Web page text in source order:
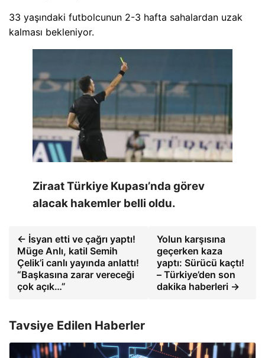
33 yaşındaki futbolcunun 2-3 hafta sahalardan uzak
kalması bekleniyor.
Ziraat Türkiye Kupası’nda görev
alacak hakemler belli oldu.
← İsyan etti ve çağrı yaptı!
Müge Anlı, katil Semih
Çelik’i canlı yayında anlattı!
“Başkasına zarar vereceği
çok açık…”
Yolun karşısına
geçerken kaza
yaptı: Sürücü kaçtı!
– Türkiye’den son
dakika haberleri →
Tavsiye Edilen Haberler